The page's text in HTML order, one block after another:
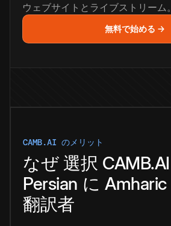
ウェブサイトとライブストリーム。
無料で始める →
CAMB.AI のメリット
なぜ 選択 CAMB.AI
Persian に Amharic
翻訳者